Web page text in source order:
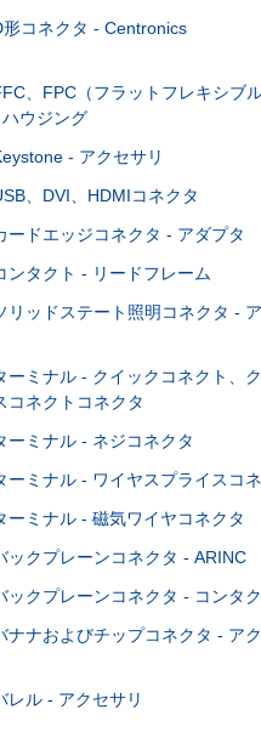
形コネクタ - Centronics
、FPC（フラットフレキシブ
ウジング
- アクセサリ
、DVI、HDMIコネクタ
ードエッジコネクタ - アダプタ
ンタクト - リードフレーム
リッドステート照明コネクタ -
ーミナル - クイックコネクト、
コネクトコネクタ
ーミナル - ネジコネクタ
ーミナル - ワイヤスプライスコ
ーミナル - 磁気ワイヤコネクタ
ックプレーンコネクタ - ARINC
ックプレーンコネクタ - コンタ
ナナおよびチップコネクタ - ア
レル - アクセサリ